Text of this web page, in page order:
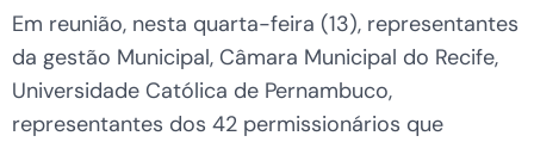
Em reunião, nesta quarta-feira (13), representantes
da gestão Municipal, Câmara Municipal do Recife,
Universidade Católica de Pernambuco,
representantes dos 42 permissionários que